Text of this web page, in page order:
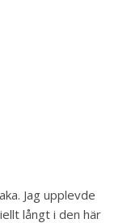
Jag upplevde
långt i den här